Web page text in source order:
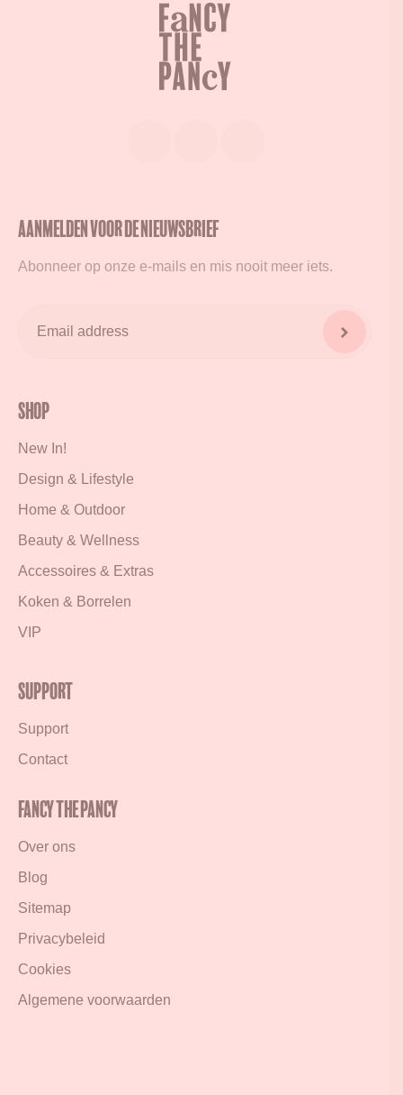
Aanmelden voor de nieuwsbrief
Abonneer op onze e-mails en mis nooit meer iets.
Shop
New In!
Design & Lifestyle
Home & Outdoor
Beauty & Wellness
Accessoires & Extras
Koken & Borrelen
VIP
Support
Support
Contact
Fancy the Pancy
Over ons
Blog
Sitemap
Privacybeleid
Cookies
Algemene voorwaarden